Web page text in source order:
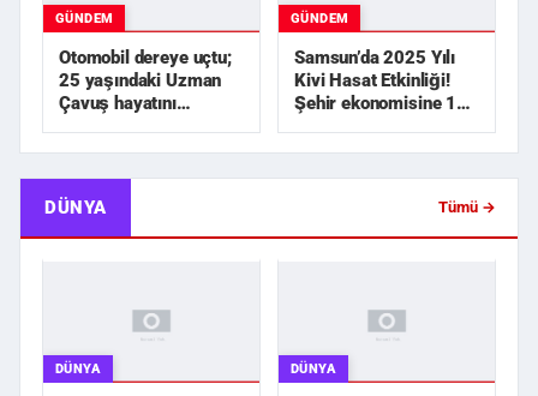
GÜNDEM
Otomobil dereye uçtu;
25 yaşındaki Uzman
Çavuş hayatını
GÜNDEM
Samsun’da 2025 Yılı
Kivi Hasat Etkinliği!
Şehir ekonomisine 1
DÜNYA Tümü →
DÜNYA DÜNYA